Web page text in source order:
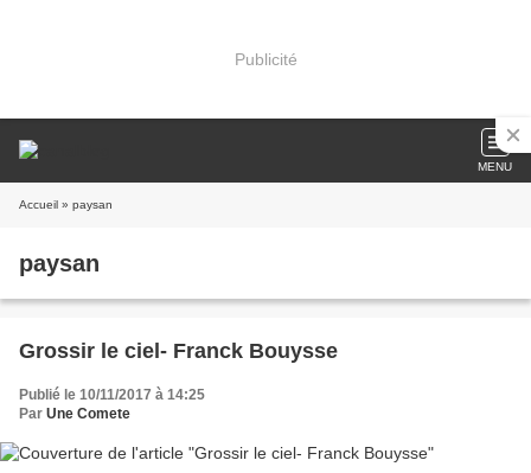
Publicité
MENU
Accueil » paysan
paysan
Grossir le ciel- Franck Bouysse
Publié le 10/11/2017 à 14:25
Par Une Comete